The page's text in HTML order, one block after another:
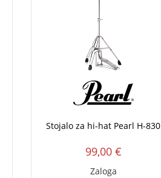
Stojalo za hi-hat Pearl H-830
99,00 €
Zaloga